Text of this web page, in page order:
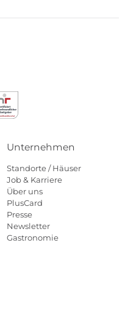
Unternehmen
Standorte / Häuser
Job & Karriere
Über uns
PlusCard
Presse
Newsletter
Gastronomie